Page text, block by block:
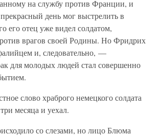
на службу против Франции, и
день мог выстрелить в
его отец уже видел солдатом,
врагов своей Родины. Но Фридрих
и, следовательно, —
для молодых людей стал совершенно
слово храброго немецкого солдата
месяца и уехал.
со слезами, но лицо Блюма